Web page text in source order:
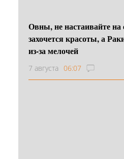
Овны, не настаивайте на
захочется красоты, а
из-за мелочей
7 августа 06:07